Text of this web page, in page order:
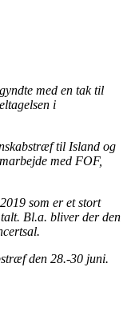
med en tak til
i
til Island og
med FOF,
som er et stort
Bl.a. bliver der den
den 28.-30 juni.